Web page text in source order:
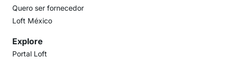
Quero ser fornecedor
Loft México
Explore
Portal Loft